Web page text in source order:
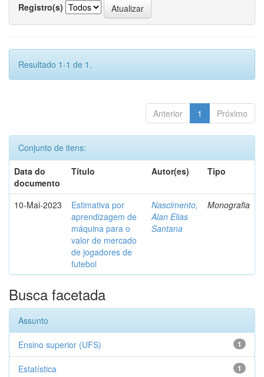
Registro(s)
Resultado 1-1 de 1.
Anterior 1 Próximo
Conjunto de itens:
Data do
documento
Título Autor(es) Tipo
10-Mai-2023
Estimativa por
aprendizagem de
máquina para o
valor de mercado
de jogadores de
futebol
Nascimento,
Alan Elias
Santana
Monografia
Busca facetada
Assunto
1
Ensino superior (UFS)
1
Estatística